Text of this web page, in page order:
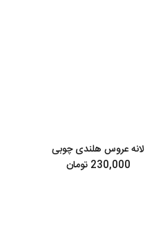
لانه عروس هلندی چوبی
230,000 تومان